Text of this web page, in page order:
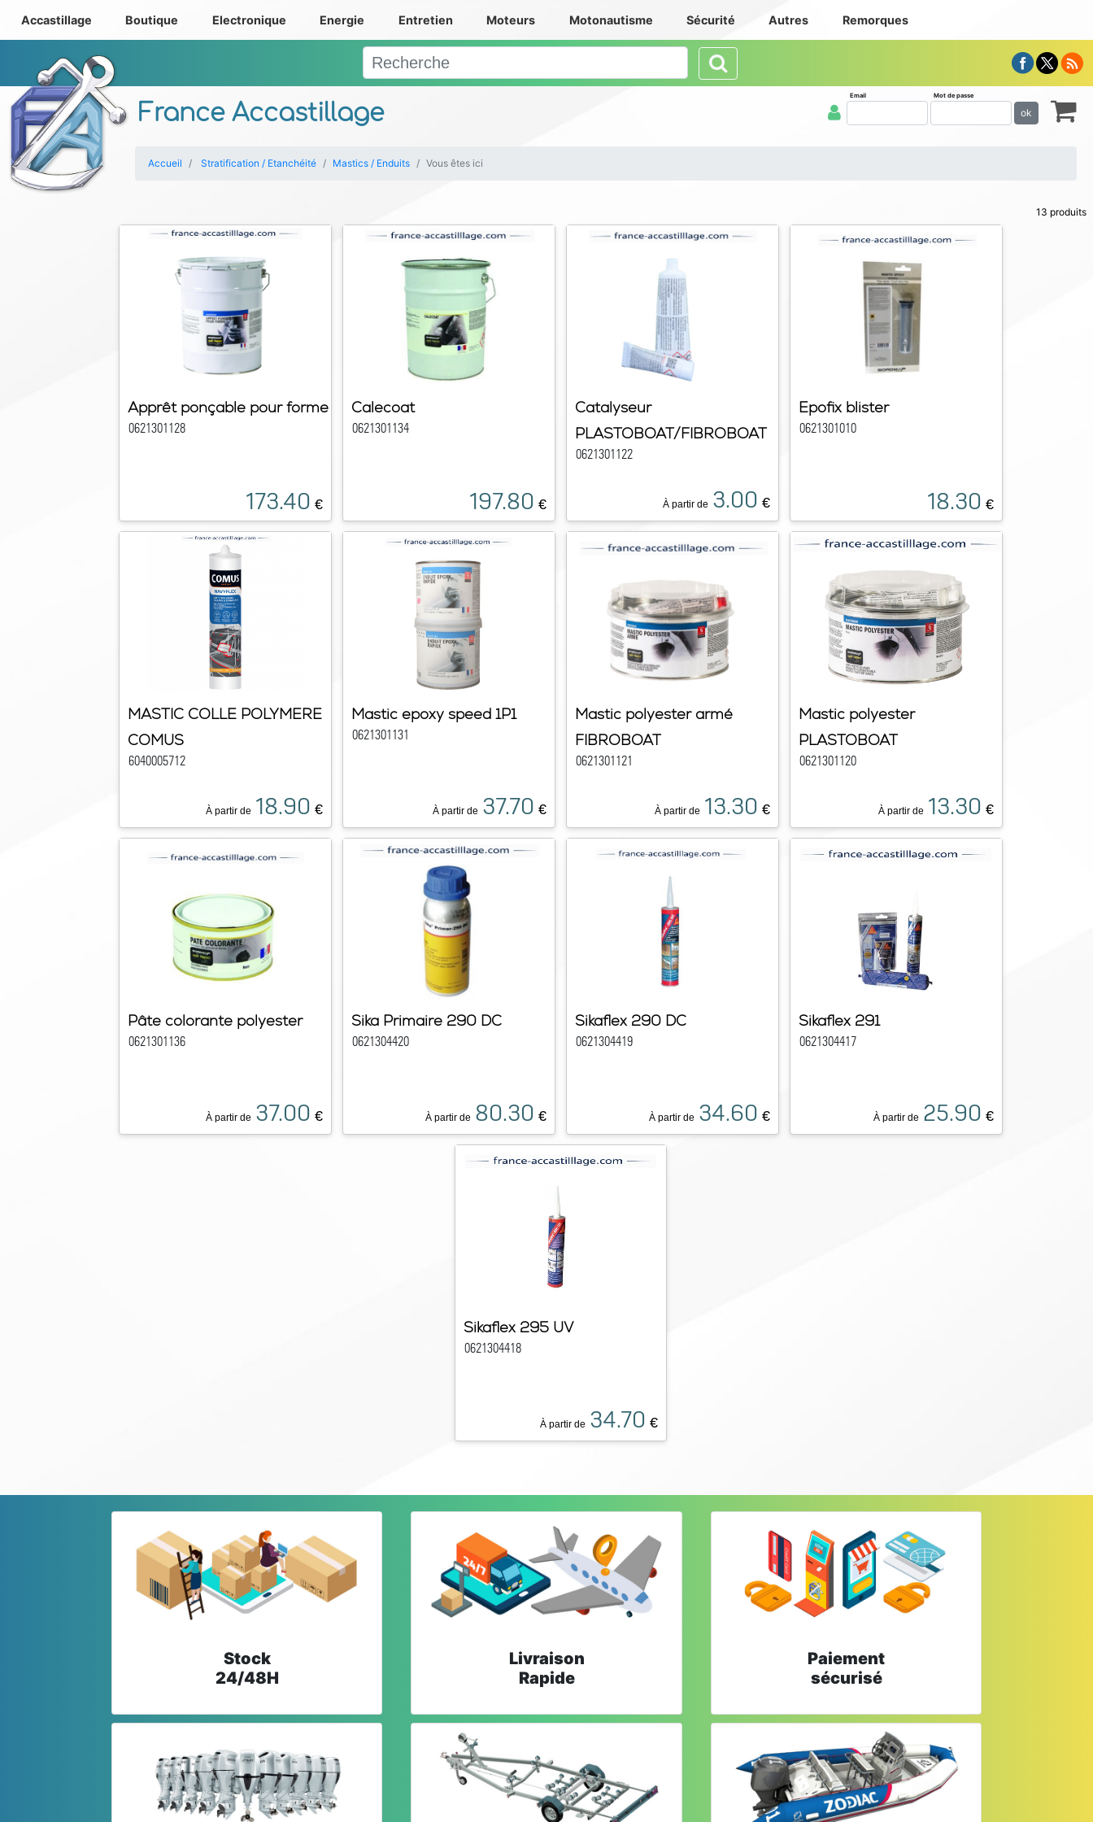
France Accastillage
Accastillage Boutique Electronique Energie Entretien Moteurs Motonautisme Sécurité Autres Remorques
Email Mot de passe
ok
Accueil Stratification / Etanchéité Mastics / Enduits Vous êtes ici
13 produits
Apprêt ponçable pour forme
0621301128
173.40 €
Calecoat
0621301134
197.80 €
Catalyseur
PLASTOBOAT/FIBROBOAT
0621301122
À partir de 3.00 €
Epofix blister
0621301010
18.30 €
MASTIC COLLE POLYMERE
COMUS
6040005712
À partir de 18.90 €
Mastic epoxy speed 1P1
0621301131
À partir de 37.70 €
Mastic polyester armé
FIBROBOAT
0621301121
À partir de 13.30 €
Mastic polyester
PLASTOBOAT
0621301120
À partir de 13.30 €
Pâte colorante polyester
0621301136
À partir de 37.00 €
Sika Primaire 290 DC
0621304420
À partir de 80.30 €
Sikaflex 290 DC
0621304419
À partir de 34.60 €
Sikaflex 291
0621304417
À partir de 25.90 €
Sikaflex 295 UV
0621304418
À partir de 34.70 €
Stock
24/48H
Livraison
Rapide
Paiement
sécurisé